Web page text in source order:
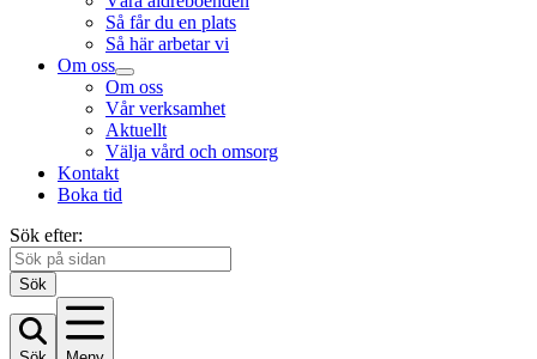
Så får du en plats
Så här arbetar vi
Om oss
Om oss
Vår verksamhet
Aktuellt
Välja vård och omsorg
Kontakt
Boka tid
Sök efter:
Sök